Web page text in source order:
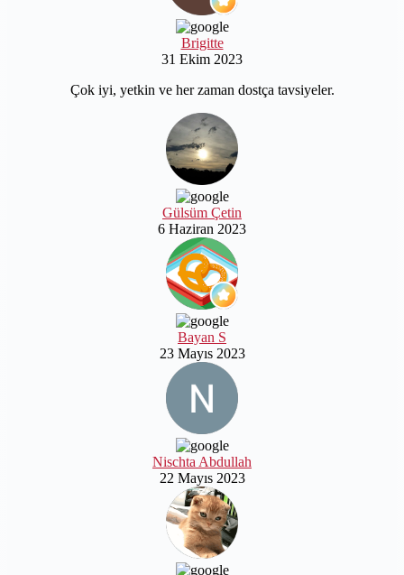
Brigitte
31 Ekim 2023
Çok iyi, yetkin ve her zaman dostça tavsiyeler.
Gülsüm Çetin
6 Haziran 2023
Bayan S
23 Mayıs 2023
Nischta Abdullah
22 Mayıs 2023